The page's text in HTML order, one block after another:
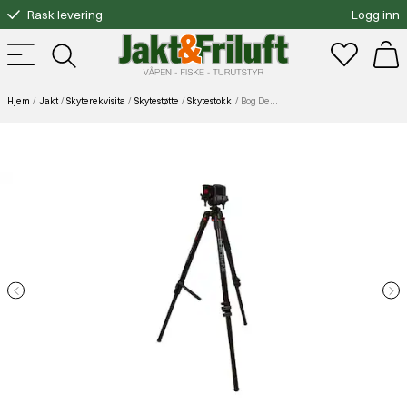
Rask levering
Gratis bytte
Fri frakt over 3000.-
Logg inn
Hjem Jakt Skyterekvisita Skytestøtte Skytestokk Bog Death Grip Clamping Tripod (Aluminum)